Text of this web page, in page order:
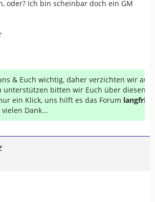
oder? Ich bin scheinbar doch ein GM
& Euch wichtig, daher verzichten wir auf
unterstützen bitten wir Euch über diesen
ein Klick, uns hilft es das Forum
Dank...